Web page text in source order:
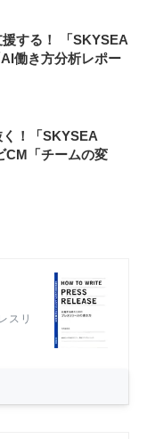
する！ 「SKYSEA
働き方分析レポー
！「SKYSEA
CM「チームの変
スリ